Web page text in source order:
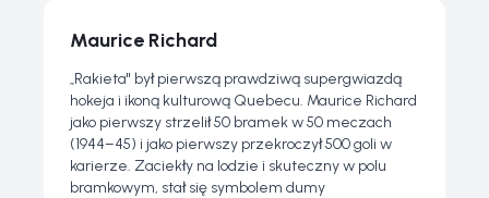
Maurice Richard
„Rakieta" był pierwszą prawdziwą supergwiazdą
hokeja i ikoną kulturową Quebecu. Maurice Richard
jako pierwszy strzelił 50 bramek w 50 meczach
(1944–45) i jako pierwszy przekroczył 500 goli w
karierze. Zaciekły na lodzie i skuteczny w polu
bramkowym, stał się symbolem dumy